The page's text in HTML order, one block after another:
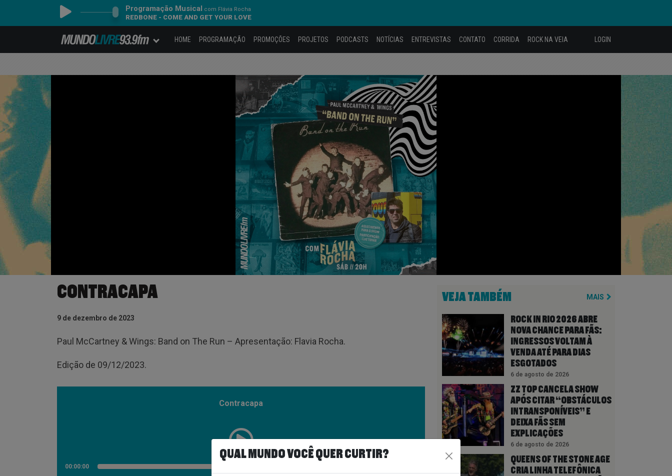
Programação Musical com Flávia Rocha
REDBONE - COME AND GET YOUR LOVE
HOME PROGRAMAÇÃO PROMOÇÕES PROJETOS PODCASTS NOTÍCIAS ENTREVISTAS CONTATO CORRIDA ROCK NA VEIA LOGIN
CONTRACAPA
9 de dezembro de 2023
Paul McCartney & Wings: Band on The Run – Apresentação: Flavia Rocha.
Edição de 09/12/2023.
Contracapa
00:00:00
VEJA TAMBÉM MAIS
ROCK IN RIO 2026 ABRE
NOVA CHANCE PARA FÃS:
INGRESSOS VOLTAM À
VENDA ATÉ PARA DIAS
ESGOTADOS
6 de agosto de 2026
ZZ TOP CANCELA SHOW
APÓS CITAR “OBSTÁCULOS
INTRANSPONÍVEIS” E
DEIXA FÃS SEM
EXPLICAÇÕES
6 de agosto de 2026
QUEENS OF THE STONE AGE
CRIA LINHA TELEFÔNICA
QUAL MUNDO VOCÊ QUER CURTIR?